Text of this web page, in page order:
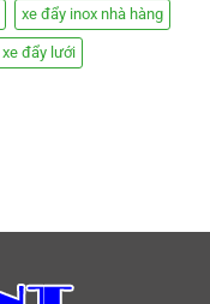
xe đẩy inox nhà hàng
xe đẩy lưới